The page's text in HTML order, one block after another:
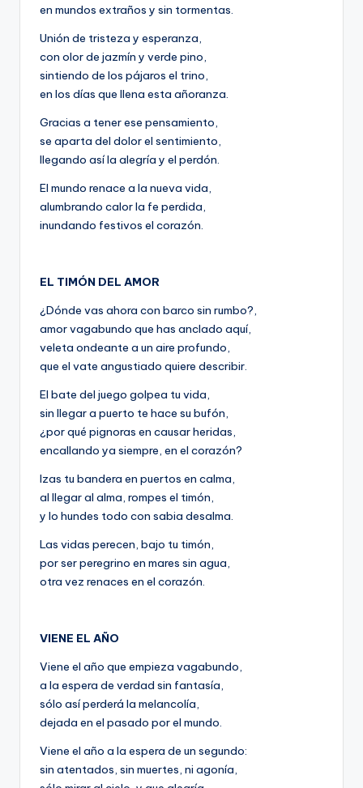
en mundos extraños y sin tormentas.
Unión de tristeza y esperanza,
con olor de jazmín y verde pino,
sintiendo de los pájaros el trino,
en los días que llena esta añoranza.
Gracias a tener ese pensamiento,
se aparta del dolor el sentimiento,
llegando así la alegría y el perdón.
El mundo renace a la nueva vida,
alumbrando calor la fe perdida,
inundando festivos el corazón.
EL TIMÓN DEL AMOR
¿Dónde vas ahora con barco sin rumbo?,
amor vagabundo que has anclado aquí,
veleta ondeante a un aire profundo,
que el vate angustiado quiere describir.
El bate del juego golpea tu vida,
sin llegar a puerto te hace su bufón,
¿por qué pignoras en causar heridas,
encallando ya siempre, en el corazón?
Izas tu bandera en puertos en calma,
al llegar al alma, rompes el timón,
y lo hundes todo con sabia desalma.
Las vidas perecen, bajo tu timón,
por ser peregrino en mares sin agua,
otra vez renaces en el corazón.
VIENE EL AÑO
Viene el año que empieza vagabundo,
a la espera de verdad sin fantasía,
sólo así perderá la melancolía,
dejada en el pasado por el mundo.
Viene el año a la espera de un segundo:
sin atentados, sin muertes, ni agonía,